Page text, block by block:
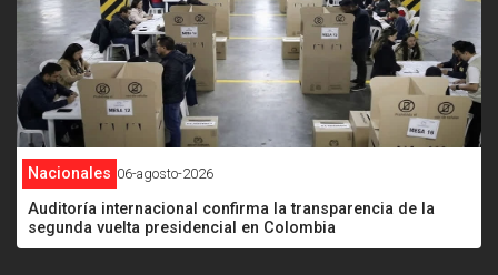
Nacionales 06-agosto-2026
Auditoría internacional confirma la transparencia de la
segunda vuelta presidencial en Colombia